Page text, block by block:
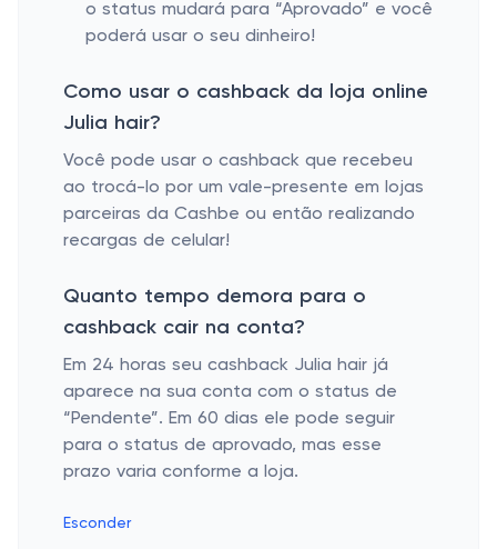
o status mudará para “Aprovado” e você
poderá usar o seu dinheiro!
Como usar o cashback da loja online
Julia hair?
Você pode usar o cashback que recebeu
ao trocá-lo por um vale-presente em lojas
parceiras da Cashbe ou então realizando
recargas de celular!
Quanto tempo demora para o
cashback cair na conta?
Em 24 horas seu cashback Julia hair já
aparece na sua conta com o status de
“Pendente”. Em 60 dias ele pode seguir
para o status de aprovado, mas esse
prazo varia conforme a loja.
Esconder